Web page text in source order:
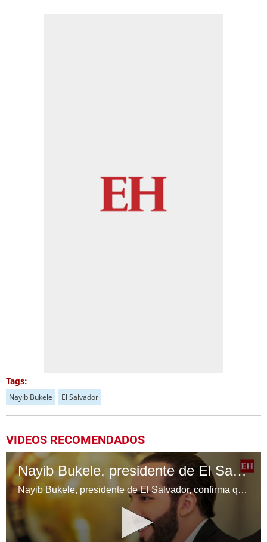
Tags:
Nayib Bukele El Salvador
VIDEOS RECOMENDADOS
Nayib Bukele, presidente de El Salvador, confirma que no buscará una tercera reelección
Nayib Bukele, presidente de El Salvador, confirma que no buscará una tercera reelección.